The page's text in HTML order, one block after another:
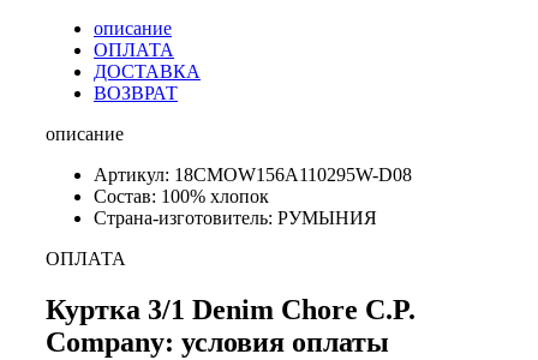
описание
ОПЛАТА
ДОСТАВКА
ВОЗВРАТ
описание
Артикул: 18CMOW156A110295W-D08
Состав: 100% хлопок
Страна-изготовитель: РУМЫНИЯ
ОПЛАТА
Куртка 3/1 Denim Chore C.P.
Company: условия оплаты